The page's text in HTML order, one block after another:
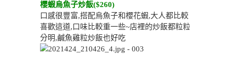
櫻蝦烏魚子炒飯($260)
口感很豐富,搭配烏魚子和櫻花蝦,大人都比較
喜歡這道,口味比較重一些~店裡的炒飯都粒粒
分明,鹹魚雞粒炒飯也好吃